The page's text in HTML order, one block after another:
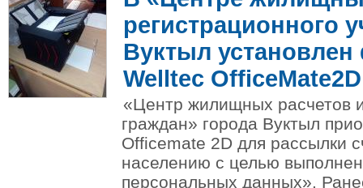
регистрационного
Вуктыл
Welltec OfficeMate2D
«Центр жилищных расчетов
граждан» города Вуктыл
Officemate 2D для рассылки
населению с целью
персональных данных».